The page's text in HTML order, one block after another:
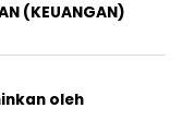
(KEUANGAN)
oleh